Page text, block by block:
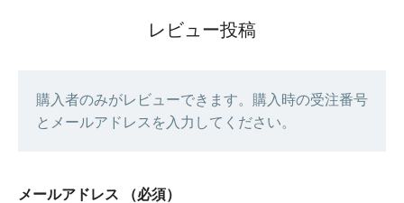
レビュー投稿
購入者のみがレビューできます。購入時の受注番号
とメールアドレスを入力してください。
メールアドレス （必須）